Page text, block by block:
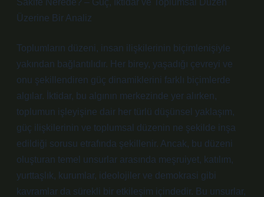
Sakife Nerede? – Güç, İktidar ve Toplumsal Düzen
Üzerine Bir Analiz
Toplumların düzeni, insan ilişkilerinin biçimlenişiyle
yakından bağlantılıdır. Her birey, yaşadığı çevreyi ve
onu şekillendiren güç dinamiklerini farklı biçimlerde
algılar. İktidar, bu algının merkezinde yer alırken,
toplumun işleyişine dair her türlü düşünsel yaklaşım,
güç ilişkilerinin ve toplumsal düzenin ne şekilde inşa
edildiği sorusu etrafında şekillenir. Ancak, bu düzeni
oluşturan temel unsurlar arasında meşruiyet, katılım,
yurttaşlık, kurumlar, ideolojiler ve demokrasi gibi
kavramlar da sürekli bir etkileşim içindedir. Bu unsurlar,